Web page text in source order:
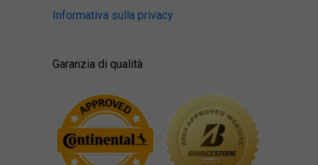
Informativa sulla privacy
Garanzia di qualità